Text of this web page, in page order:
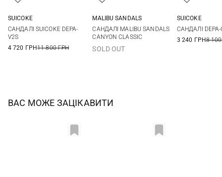
8
SUICOKE
САНДАЛІ SUICOKE DEPA-
V2S
4 720 ГРН11 800 ГРН
MALIBU SANDALS
САНДАЛІ MALIBU SANDALS
CANYON CLASSIC
SOLD OUT
SUICOKE
САНДАЛІ DEPA-
3 240 ГРН8
ВАС МОЖЕ ЗАЦІКАВИТИ